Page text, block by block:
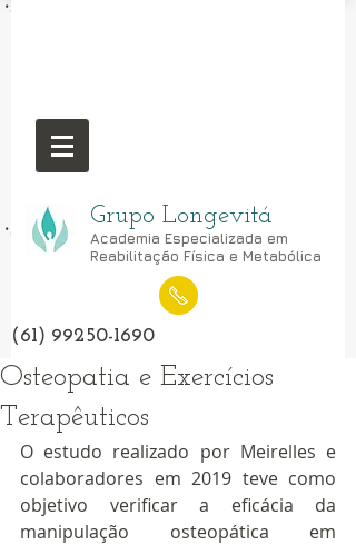
Grupo Longevitá
Academia Especializada em
Reabilitação Física e Metabólica
(61) 99250-1690
Osteopatia e Exercícios
Terapêuticos
O estudo realizado por Meirelles e
colaboradores em 2019 teve como
objetivo verificar a eficácia da
manipulação osteopática em